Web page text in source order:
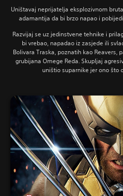
Uništavaj neprijatelja eksplozivnom
adamantija da bi brzo napao i
Razvijaj se uz jedinstvene tehnike i
bi vrebao, napadao iz zasjede ili
Bolivara Traska, poznatih kao Reavers,
grubijana Omege Reda. Skupljaj
uništio suparnike jer ono što